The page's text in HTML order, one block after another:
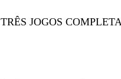
TRÊS JOGOS